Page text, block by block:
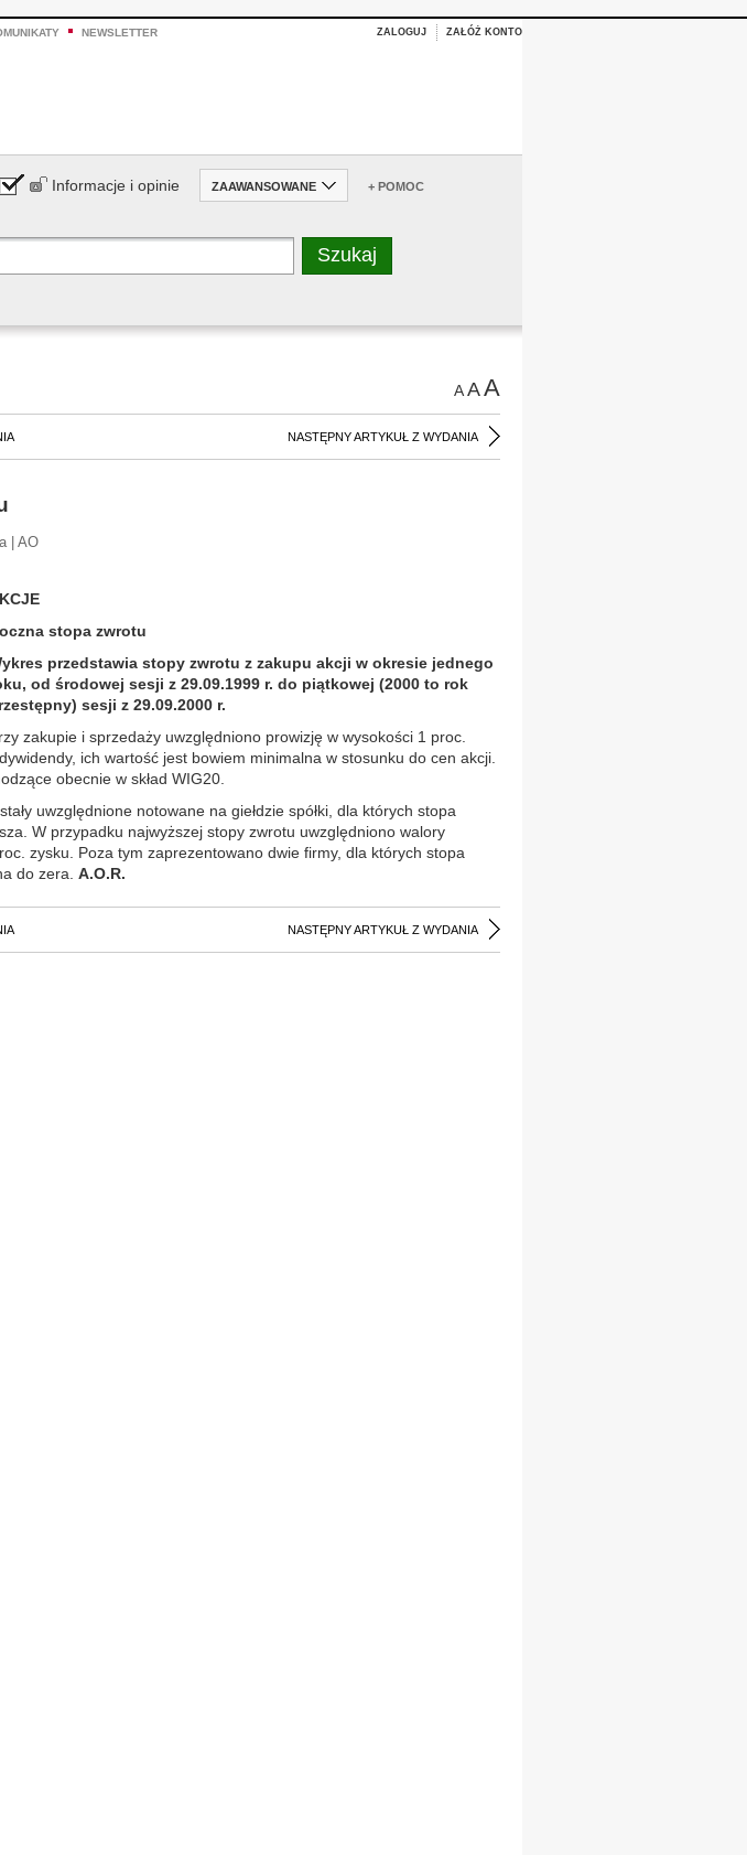
NEWSLETTER ZALOGUJ ZAŁÓŻ KONTO
Informacje i opinie ZAAWANSOWANE + POMOC
AAA
NASTĘPNY ARTYKUŁ Z WYDANIA
| AO
stopa zwrotu
przedstawia stopy zwrotu z zakupu akcji w okresie jednego
od środowej sesji z 29.09.1999 r. do piątkowej (2000 to rok
sesji z 29.09.2000 r.
zakupie i sprzedaży uwzględniono prowizję w wysokości 1 proc.
ich wartość jest bowiem minimalna w stosunku do cen akcji.
obecnie w skład WIG20.
uwzględnione notowane na giełdzie spółki, dla których stopa
W przypadku najwyższej stopy zwrotu uwzględniono walory
zysku. Poza tym zaprezentowano dwie firmy, dla których stopa
do zera. A.O.R.
NASTĘPNY ARTYKUŁ Z WYDANIA